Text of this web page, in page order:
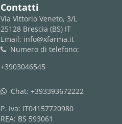
Contatti
Via Vittorio Veneto, 3/L
25128 Brescia (BS) IT
Email: info@xfarma.it
phone
Numero di telefono:
+3903046545
whatsapp Chat: +393393672222
P. Iva: IT04157720980
REA: BS 593061